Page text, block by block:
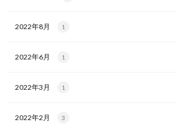
2022年8月 1
2022年6月 1
2022年3月 1
2022年2月 3